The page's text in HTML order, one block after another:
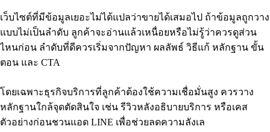
เว็บไซต์ที่มีข้อมูลเยอะไม่ได้แปลว่าขายได้เสมอไป ถ้าข้อมูลถูกวาง
แบบไม่เป็นลำดับ ลูกค้าจะอ่านแล้วเหนื่อยหรือไม่รู้ว่าควรดูส่วน
ไหนก่อน ลำดับที่ดีควรเริ่มจากปัญหา ผลลัพธ์ วิธีแก้ หลักฐาน ขั้น
ตอน และ CTA
โดยเฉพาะธุรกิจบริการที่ลูกค้าต้องใช้ความเชื่อมั่นสูง ควรวาง
หลักฐานใกล้จุดตัดสินใจ เช่น รีวิวหลังอธิบายบริการ หรือเคส
ตัวอย่างก่อนชวนแอด LINE เพื่อช่วยลดความลังเล